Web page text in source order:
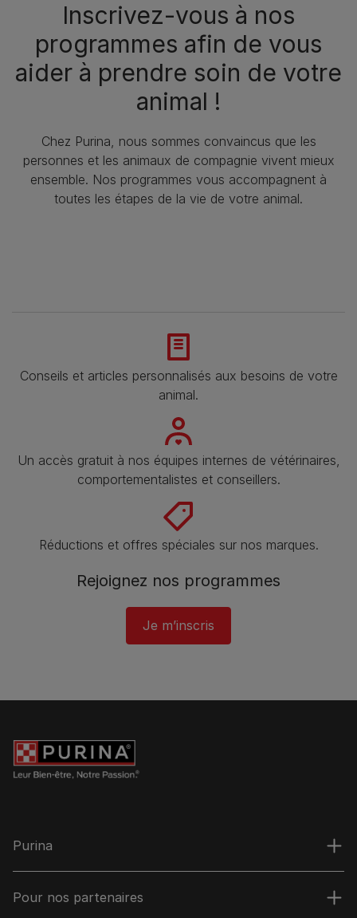
Inscrivez-vous à nos
programmes afin de vous
aider à prendre soin de votre
animal !
Chez Purina, nous sommes convaincus que les
personnes et les animaux de compagnie vivent mieux
ensemble. Nos programmes vous accompagnent à
toutes les étapes de la vie de votre animal.​
Conseils et articles personnalisés aux besoins de votre
animal​.
Un accès gratuit à nos équipes internes de vétérinaires,
comportementalistes et conseillers.
Réductions et offres spéciales sur nos marques​.
Rejoignez nos programmes
Je m’inscris
Purina
Pour nos partenaires